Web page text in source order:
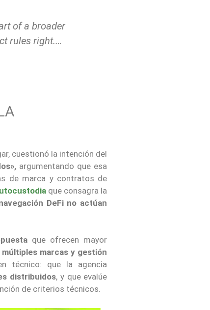
of a broader
rules right.…
cuestionó la intención del
argumentando que esa
de marca y contratos de
que consagra la
DeFi no actúan
que ofrecen mayor
marcas y gestión
técnico: que la agencia
distribuidos, y que evalúe
de criterios técnicos.